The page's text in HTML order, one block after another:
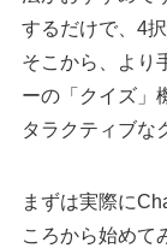
するだけで、4
そこから、より
ーの「クイズ」
タラクティブな
まずは実際に
ころから始めて